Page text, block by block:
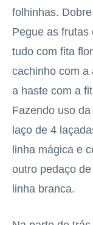
folhinhas.
Pegue as frutas
tudo com fita
cachinho com a
a haste com a
Fazendo uso
laço de 4
linha mágica e
outro pedaço
linha branca.